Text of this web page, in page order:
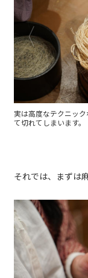
実は高度なテクニッ
て切れてしまいます。
それでは、まずは